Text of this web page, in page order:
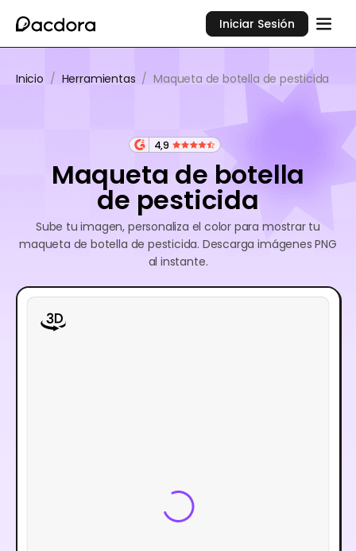
Iniciar Sesión
Inicio / Herramientas / Maqueta de botella de pesticida
4,9
Maqueta de botella
de pesticida
Sube tu imagen, personaliza el color para mostrar tu
maqueta de botella de pesticida. Descarga imágenes PNG
al instante.